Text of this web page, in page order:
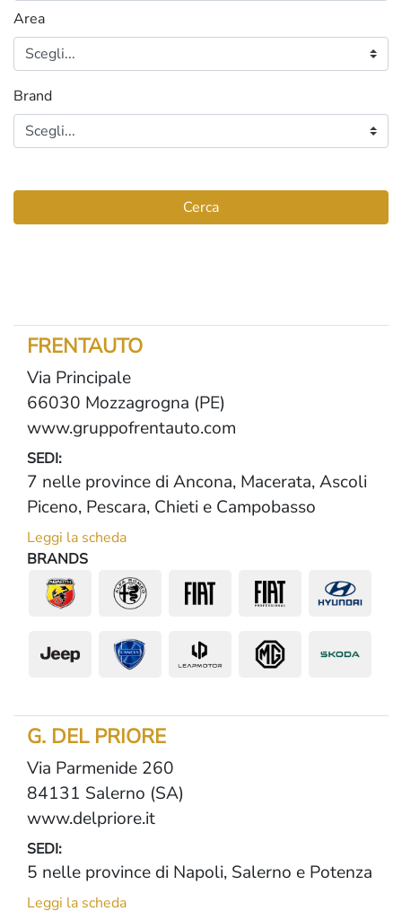
Area
Brand
Cerca
FRENTAUTO
Via Principale
66030 Mozzagrogna (PE)
www.gruppofrentauto.com
SEDI:
7 nelle province di Ancona, Macerata, Ascoli
Piceno, Pescara, Chieti e Campobasso
Leggi la scheda
BRANDS
G. DEL PRIORE
Via Parmenide 260
84131 Salerno (SA)
www.delpriore.it
SEDI:
5 nelle province di Napoli, Salerno e Potenza
Leggi la scheda